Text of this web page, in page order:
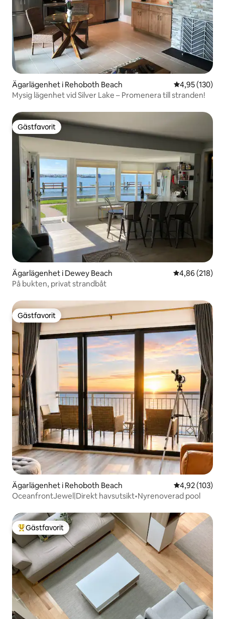
Ägarlägenhet i Rehoboth Beach 4,95 av 5 i
4,95 (130)
Mysig lägenhet vid Silver Lake – Promenera till stranden!
Gästfavorit
Gästfavorit
Ägarlägenhet i Dewey Beach 4,86 av 5 i
4,86 (218)
På bukten, privat strandbåt
Gästfavorit
Gästfavorit
Ägarlägenhet i Rehoboth Beach 4,92 av 5 i
4,92 (103)
OceanfrontJewel|Direkt havsutsikt•Nyrenoverad pool
Populär gästfavorit
Gästfavorit